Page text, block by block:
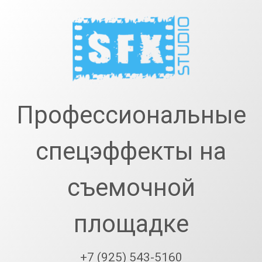
Профессиональные
спецэффекты на
съемочной
площадке
+7 (925) 543-5160